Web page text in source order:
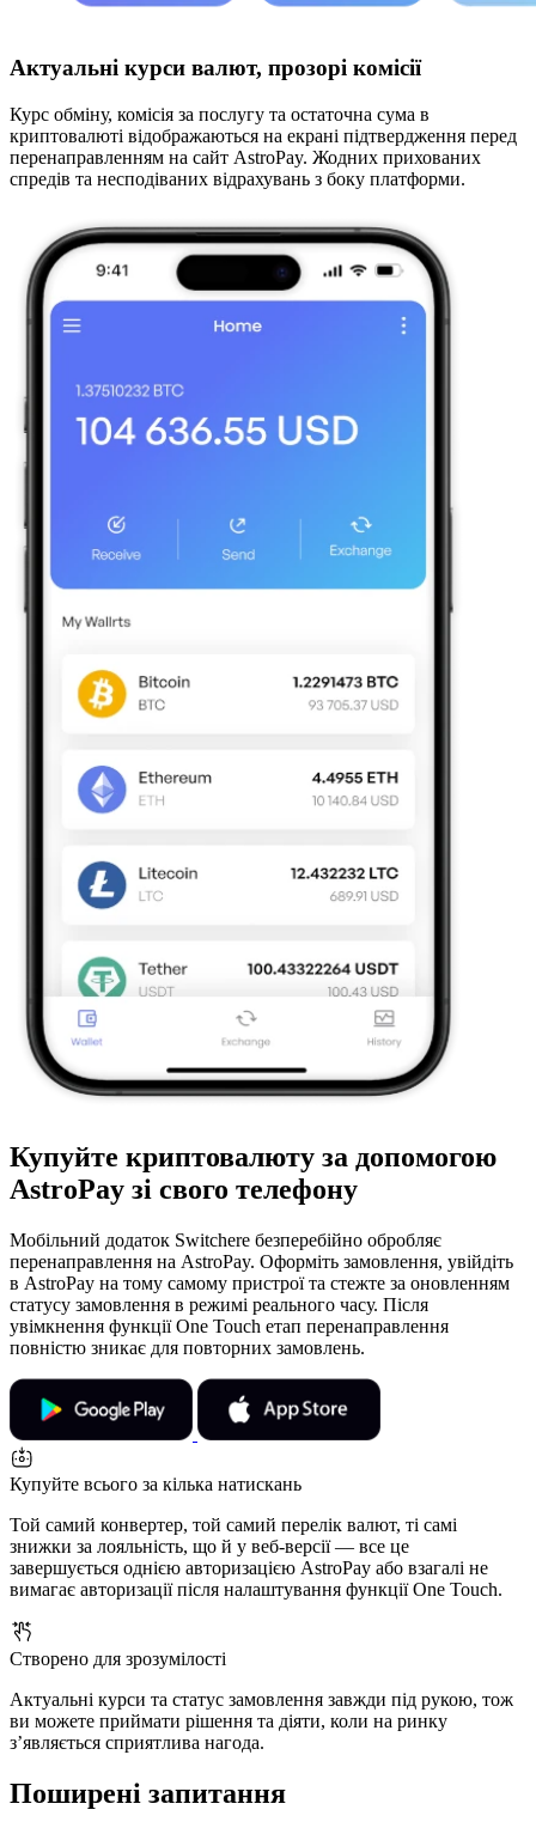
Актуальні курси валют, прозорі комісії
Курс обміну, комісія за послугу та остаточна сума в
криптовалюті відображаються на екрані підтвердження перед
перенаправленням на сайт AstroPay. Жодних прихованих
спредів та несподіваних відрахувань з боку платформи.
Купуйте криптовалюту за допомогою
AstroPay зі свого телефону
Мобільний додаток Switchere безперебійно обробляє
перенаправлення на AstroPay. Оформіть замовлення, увійдіть
в AstroPay на тому самому пристрої та стежте за оновленням
статусу замовлення в режимі реального часу. Після
увімкнення функції One Touch етап перенаправлення
повністю зникає для повторних замовлень.
Купуйте всього за кілька натискань
Той самий конвертер, той самий перелік валют, ті самі
знижки за лояльність, що й у веб-версії — все це
завершується однією авторизацією AstroPay або взагалі не
вимагає авторизації після налаштування функції One Touch.
Створено для зрозумілості
Актуальні курси та статус замовлення завжди під рукою, тож
ви можете приймати рішення та діяти, коли на ринку
з’являється сприятлива нагода.
Поширені запитання